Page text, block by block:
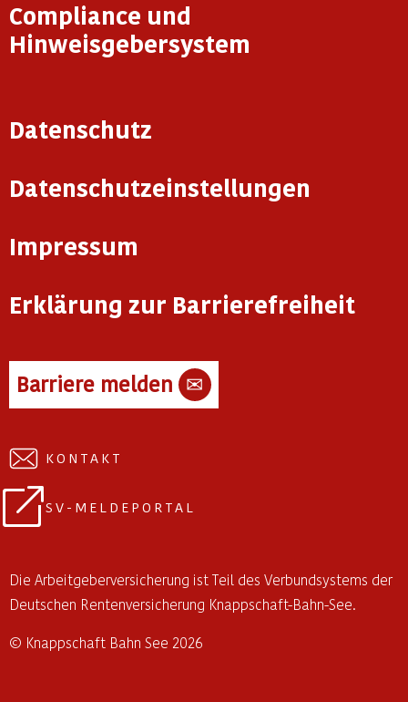
Compliance und
Hinweisgebersystem
Datenschutz
Datenschutzeinstellungen
Impressum
Erklärung zur Barrierefreiheit
Barriere melden ✉
KONTAKT
SV-MELDEPORTAL
Die Arbeitgeberversicherung ist Teil des Verbundsystems der
Deutschen Rentenversicherung Knappschaft-Bahn-See.
© Knappschaft Bahn See 2026